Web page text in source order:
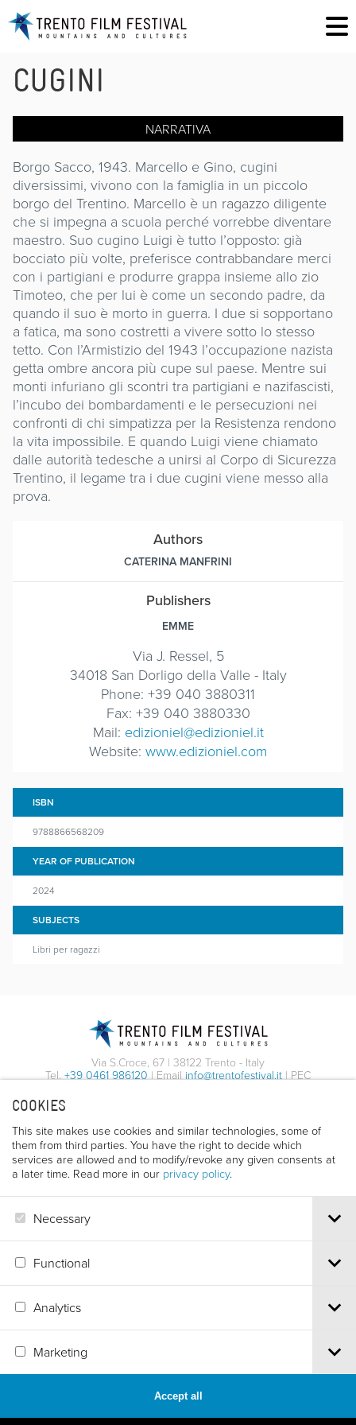
COOKIES
This site makes use cookies and similar technologies, some of
them from third parties. You have the right to decide which
services are allowed and to modify/revoke any given consents at
a later time. Read more in our privacy policy.
Necessary
Functional
Analytics
Marketing
Accept all
CUGINI
NARRATIVA
Borgo Sacco, 1943. Marcello e Gino, cugini
diversissimi, vivono con la famiglia in un piccolo
borgo del Trentino. Marcello è un ragazzo diligente
che si impegna a scuola perché vorrebbe diventare
maestro. Suo cugino Luigi è tutto l’opposto: già
bocciato più volte, preferisce contrabbandare merci
con i partigiani e produrre grappa insieme allo zio
Timoteo, che per lui è come un secondo padre, da
quando il suo è morto in guerra. I due si sopportano
a fatica, ma sono costretti a vivere sotto lo stesso
tetto. Con l’Armistizio del 1943 l’occupazione nazista
getta ombre ancora più cupe sul paese. Mentre sui
monti infuriano gli scontri tra partigiani e nazifascisti,
l’incubo dei bombardamenti e le persecuzioni nei
confronti di chi simpatizza per la Resistenza rendono
la vita impossibile. E quando Luigi viene chiamato
dalle autorità tedesche a unirsi al Corpo di Sicurezza
Trentino, il legame tra i due cugini viene messo alla
prova.
Authors
CATERINA MANFRINI
Publishers
EMME
Via J. Ressel, 5
34018 San Dorligo della Valle - Italy
Phone: +39 040 3880311
Fax: +39 040 3880330
Mail: edizioniel@edizioniel.it
Website: www.edizioniel.com
ISBN
9788866568209
YEAR OF PUBLICATION
2024
SUBJECTS
Libri per ragazzi
Via S.Croce, 67 | 38122 Trento - Italy
Tel. +39 0461 986120 | Email info@trentofestival.it | PEC